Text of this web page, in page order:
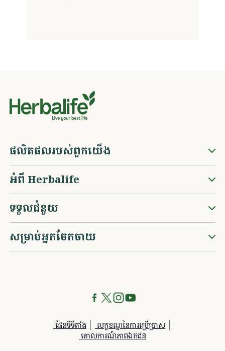
ផលិតផលរបស់ពួកយើង
អំពី Herbalife
ទទួលជំនួយ
សម្រាប់អ្នកចែកចាយ
ផែនទីទីតាំង
លក្ខខណ្ឌនៃការប្រើប្រាស់
គោលការណ៍​ភាព​ឯកជន